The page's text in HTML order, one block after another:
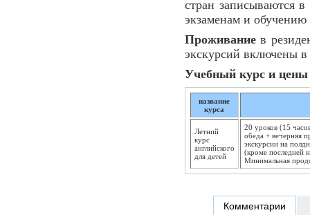
стран записываются в
экзаменам и обучению
Проживание в
экскурсий включены в
Учебный курс и цены
название
курса
Летний
курс
английского
для детей
20 уроков (15
обеда + вечерняя
экскурсии на
(кроме последней
Минимальная
Комментарии